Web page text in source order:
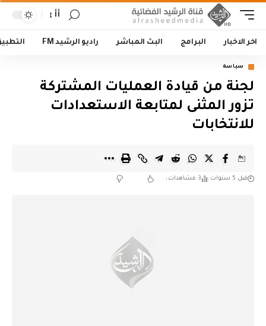
أأ
اخر الاخبار البرامج البث المباشر راديو الرشيد FM
سياسة
لجنة من قيادة العمليات المشتركة
تزور المثنى لمتابعة الاستعدادات
للانتخابات
قبل 5 سنوات 3 مشاهدات